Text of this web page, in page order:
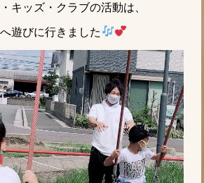
キッズ・クラブの活動は、
遊びに行きました